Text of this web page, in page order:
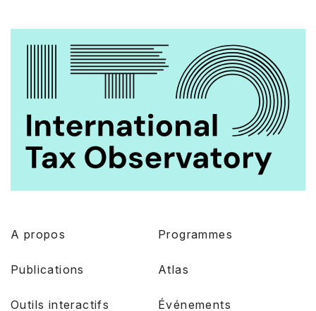
A propos Programmes
Publications Atlas
Outils interactifs Événements